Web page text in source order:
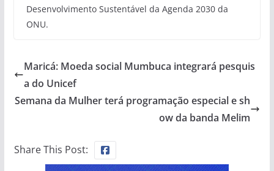
Desenvolvimento Sustentável da Agenda 2030 da
ONU.
Maricá: Moeda social Mumbuca integrará pesquis
a do Unicef
Semana da Mulher terá programação especial e sh
ow da banda Melim
Share This Post: